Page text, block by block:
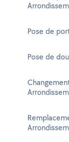
Pose de
Pose de